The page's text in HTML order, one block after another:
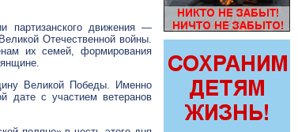
партизанского движения —
Отечественной войны.
их семей, формирования
Великой Победы. Именно
дате с участием ветеранов